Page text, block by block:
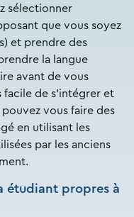
sélectionner
que vous soyez
et prendre des
la langue
avant de vous
facile de s'intégrer et
vous faire des
en utilisant les
par les anciens
étudiant propres à